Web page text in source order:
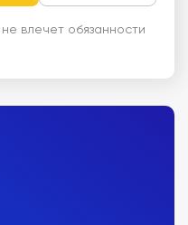
влечет обязанности